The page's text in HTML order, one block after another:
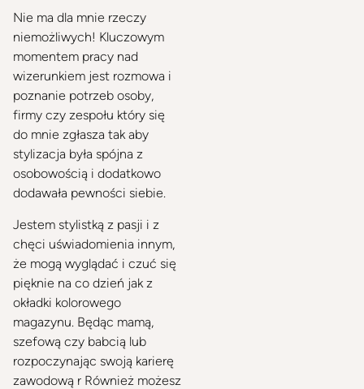
Nie ma dla mnie rzeczy
niemożliwych! Kluczowym
momentem pracy nad
wizerunkiem jest rozmowa i
poznanie potrzeb osoby,
firmy czy zespołu który się
do mnie zgłasza tak aby
stylizacja była spójna z
osobowością i dodatkowo
dodawała pewności siebie.
Jestem stylistką z pasji i z
chęci uświadomienia innym,
że mogą wyglądać i czuć się
pięknie na co dzień jak z
okładki kolorowego
magazynu. Będąc mamą,
szefową czy babcią lub
rozpoczynając swoją karierę
zawodową r Również możesz